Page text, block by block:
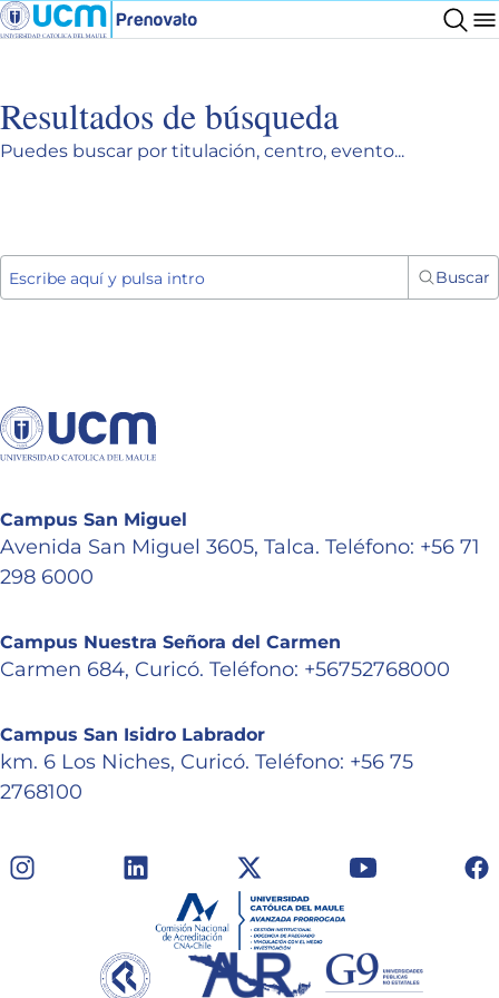
Resultados de búsqueda
Puedes buscar por titulación, centro, evento...
Buscar
Escribe aquí y pulsa intro
Campus San Miguel
Avenida San Miguel 3605, Talca. Teléfono: +56 71
298 6000
Campus Nuestra Señora del Carmen
Carmen 684, Curicó. Teléfono: +56752768000
Campus San Isidro Labrador
km. 6 Los Niches, Curicó. Teléfono: +56 75
2768100